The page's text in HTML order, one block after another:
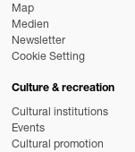
Map
Medien
Newsletter
Cookie Setting
Culture & recreation
Cultural institutions
Events
Cultural promotion